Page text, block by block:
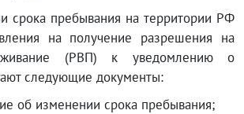
срока пребывания на территории РФ
на получение разрешения на
(РВП) к уведомлению о
следующие документы:
об изменении срока пребывания;